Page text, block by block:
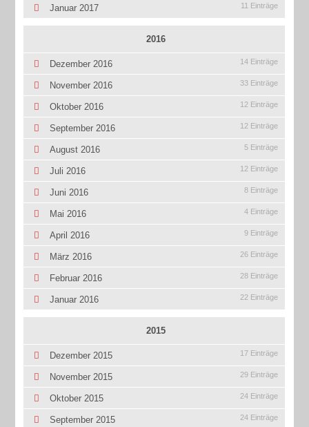
Januar 2017 11 Einträge
2016
Dezember 2016 14 Einträge
November 2016 33 Einträge
Oktober 2016 12 Einträge
September 2016 12 Einträge
August 2016 5 Einträge
Juli 2016 12 Einträge
Juni 2016 8 Einträge
Mai 2016 4 Einträge
April 2016 9 Einträge
März 2016 26 Einträge
Februar 2016 28 Einträge
Januar 2016 22 Einträge
2015
Dezember 2015 17 Einträge
November 2015 29 Einträge
Oktober 2015 24 Einträge
September 2015 24 Einträge